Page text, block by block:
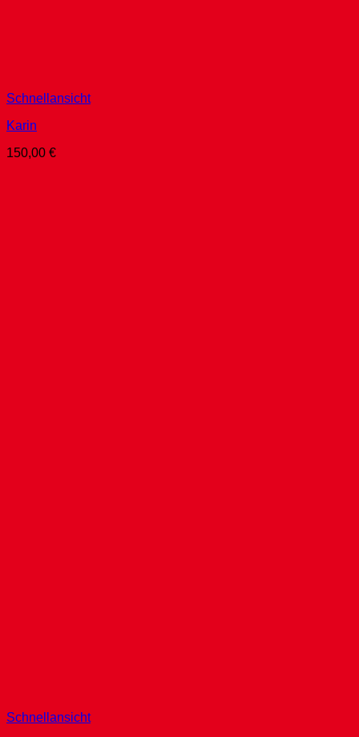
Schnellansicht
Karin
150,00 €
Schnellansicht